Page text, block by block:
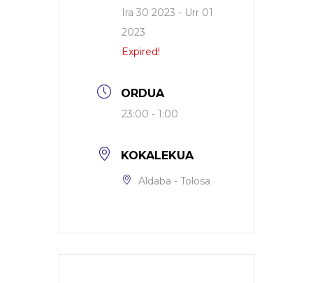
Ira 30 2023 - Urr 01
2023
Expired!
ORDUA
23:00 - 1:00
KOKALEKUA
Aldaba - Tolosa